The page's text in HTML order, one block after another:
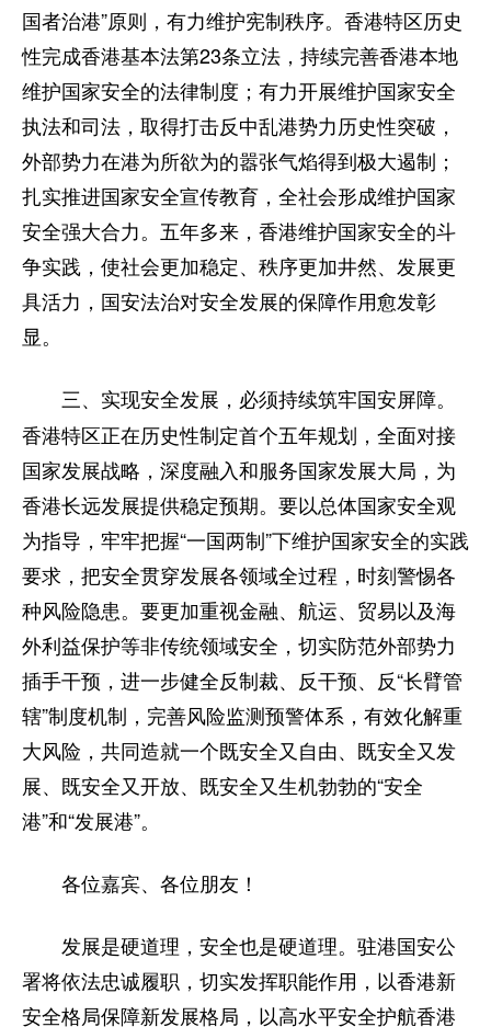
国者治港”原则，有力维护宪制秩序。香港特区历史
性完成香港基本法第23条立法，持续完善香港本地
维护国家安全的法律制度；有力开展维护国家安全
执法和司法，取得打击反中乱港势力历史性突破，
外部势力在港为所欲为的嚣张气焰得到极大遏制；
扎实推进国家安全宣传教育，全社会形成维护国家
安全强大合力。五年多来，香港维护国家安全的斗
争实践，使社会更加稳定、秩序更加井然、发展更
具活力，国安法治对安全发展的保障作用愈发彰
显。
三、实现安全发展，必须持续筑牢国安屏障。
香港特区正在历史性制定首个五年规划，全面对接
国家发展战略，深度融入和服务国家发展大局，为
香港长远发展提供稳定预期。要以总体国家安全观
为指导，牢牢把握“一国两制”下维护国家安全的实践
要求，把安全贯穿发展各领域全过程，时刻警惕各
种风险隐患。要更加重视金融、航运、贸易以及海
外利益保护等非传统领域安全，切实防范外部势力
插手干预，进一步健全反制裁、反干预、反“长臂管
辖”制度机制，完善风险监测预警体系，有效化解重
大风险，共同造就一个既安全又自由、既安全又发
展、既安全又开放、既安全又生机勃勃的“安全
港”和“发展港”。
各位嘉宾、各位朋友！
发展是硬道理，安全也是硬道理。驻港国安公
署将依法忠诚履职，切实发挥职能作用，以香港新
安全格局保障新发展格局，以高水平安全护航香港